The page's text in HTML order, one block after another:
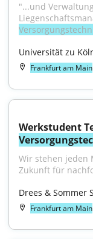
"...und
Universität zu
Frankfurt am Main
Wir stehen jeden
Zukunft für
Drees & Sommer
Frankfurt am Main